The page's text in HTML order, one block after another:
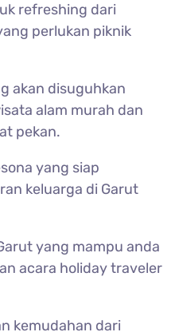
refreshing dari
perlukan piknik
akan disuguhkan
alam murah dan
pekan.
yang siap
keluarga di Garut
yang mampu anda
acara holiday traveler
kemudahan dari